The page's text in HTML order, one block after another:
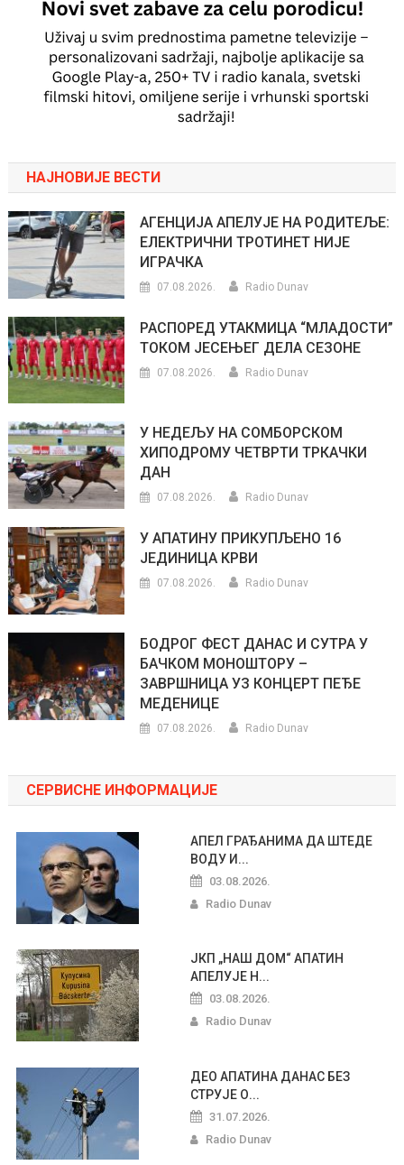
НАЈНОВИЈЕ ВЕСТИ
АГЕНЦИЈА АПЕЛУЈЕ НА РОДИТЕЉЕ:
ЕЛЕКТРИЧНИ ТРОТИНЕТ НИЈЕ
ИГРАЧКА
07.08.2026. Radio Dunav
РАСПОРЕД УТАКМИЦА “МЛАДОСТИ”
ТОКОМ ЈЕСЕЊЕГ ДЕЛА СЕЗОНЕ
07.08.2026. Radio Dunav
У НЕДЕЉУ НА СОМБОРСКОМ
ХИПОДРОМУ ЧЕТВРТИ ТРКАЧКИ
ДАН
07.08.2026. Radio Dunav
У АПАТИНУ ПРИКУПЉЕНО 16
ЈЕДИНИЦА КРВИ
07.08.2026. Radio Dunav
БОДРОГ ФЕСТ ДАНАС И СУТРА У
БАЧКОМ МОНОШТОРУ –
ЗАВРШНИЦА УЗ КОНЦЕРТ ПЕЂЕ
МЕДЕНИЦЕ
07.08.2026. Radio Dunav
СЕРВИСНЕ ИНФОРМАЦИЈЕ
АПЕЛ ГРАЂАНИМА ДА ШТЕДЕ
ВОДУ И...
03.08.2026.
Radio Dunav
ЈКП „НАШ ДОМ“ АПАТИН
АПЕЛУЈЕ Н...
03.08.2026.
Radio Dunav
ДЕО АПАТИНА ДАНАС БЕЗ
СТРУЈЕ О...
31.07.2026.
Radio Dunav